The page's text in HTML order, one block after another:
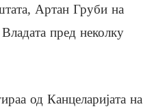
Артан Груби на
пред неколку
од Канцеларијата на